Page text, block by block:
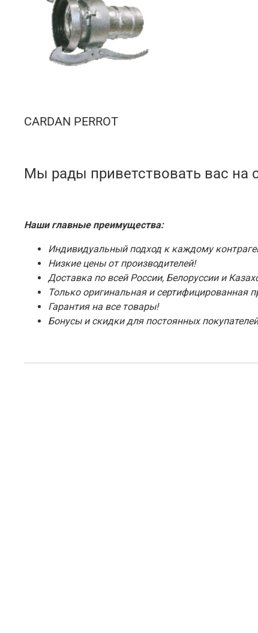
CARDAN PERROT
Мы рады приветствовать вас
Наши главные преимущества:
Индивидуальный подход к каждому
Низкие цены от производителей!
Доставка по всей России, Белоруссии и
Только оригинальная и сертифицированная
Гарантия на все товары!
Бонусы и скидки для постоянных